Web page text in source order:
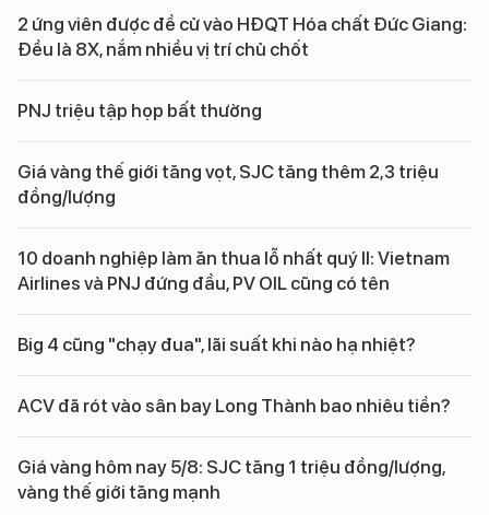
2 ứng viên được đề cử vào HĐQT Hóa chất Đức Giang:
Đều là 8X, nắm nhiều vị trí chủ chốt
PNJ triệu tập họp bất thường
Giá vàng thế giới tăng vọt, SJC tăng thêm 2,3 triệu
đồng/lượng
10 doanh nghiệp làm ăn thua lỗ nhất quý II: Vietnam
Airlines và PNJ đứng đầu, PV OIL cũng có tên
Big 4 cũng "chạy đua", lãi suất khi nào hạ nhiệt?
ACV đã rót vào sân bay Long Thành bao nhiêu tiền?
Giá vàng hôm nay 5/8: SJC tăng 1 triệu đồng/lượng,
vàng thế giới tăng mạnh